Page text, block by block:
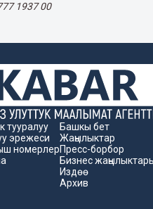
1937 00
тууралуу
эрежеси
номерлер
Башкы бет
Жаңылыктар
Пресс-борбор
Бизнес
Издөө
Архив